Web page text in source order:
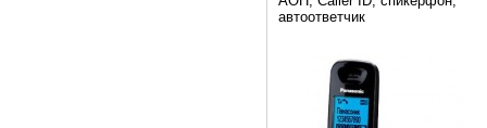
автоответчик